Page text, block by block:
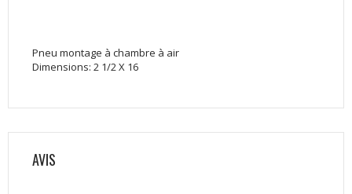
Pneu montage à chambre à air
Dimensions: 2 1/2 X 16
AVIS